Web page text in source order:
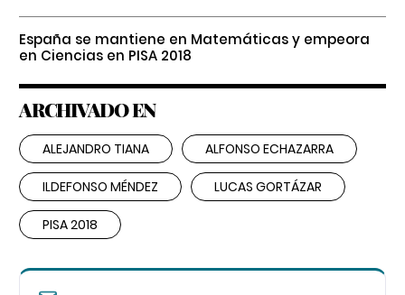
España se mantiene en Matemáticas y empeora
en Ciencias en PISA 2018
ARCHIVADO EN
ALEJANDRO TIANA ALFONSO ECHAZARRA
ILDEFONSO MÉNDEZ LUCAS GORTÁZAR
PISA 2018